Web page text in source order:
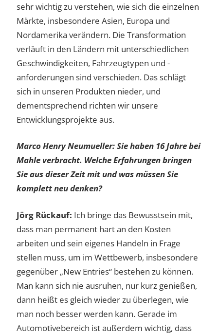
sehr wichtig zu verstehen, wie sich die einzelnen
Märkte, insbesondere Asien, Europa und
Nordamerika verändern. Die Transformation
verläuft in den Ländern mit unterschiedlichen
Geschwindigkeiten, Fahrzeugtypen und -
anforderungen sind verschieden. Das schlägt
sich in unseren Produkten nieder, und
dementsprechend richten wir unsere
Entwicklungsprojekte aus.
Marco Henry Neumueller: Sie haben 16 Jahre bei
Mahle verbracht. Welche Erfahrungen bringen
Sie aus dieser Zeit mit und was müssen Sie
komplett neu denken?
Jörg Rückauf: Ich bringe das Bewusstsein mit,
dass man permanent hart an den Kosten
arbeiten und sein eigenes Handeln in Frage
stellen muss, um im Wettbewerb, insbesondere
gegenüber „New Entries“ bestehen zu können.
Man kann sich nie ausruhen, nur kurz genießen,
dann heißt es gleich wieder zu überlegen, wie
man noch besser werden kann. Gerade im
Automotivebereich ist außerdem wichtig, dass